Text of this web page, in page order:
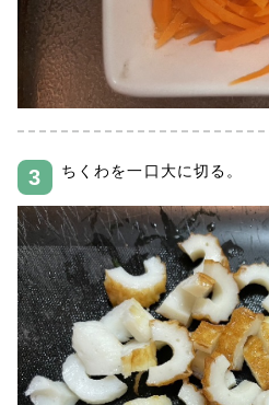
ちくわを一口大に切る。